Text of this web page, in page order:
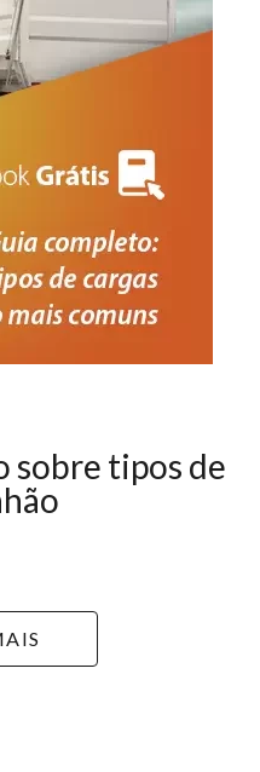
sobre tipos de